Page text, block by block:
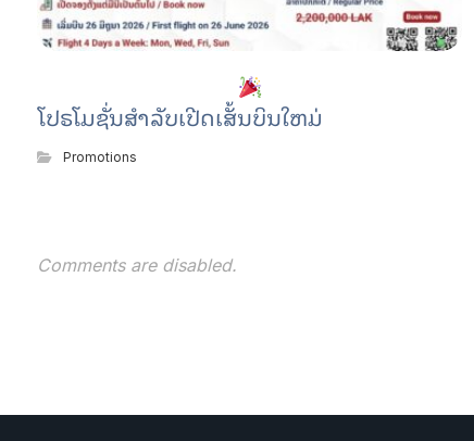
ໂປຣໂມຊັ່ນສຳລັບເປີດເສັ້ນບິນໃຫມ່
Promotions
Comments are disabled.